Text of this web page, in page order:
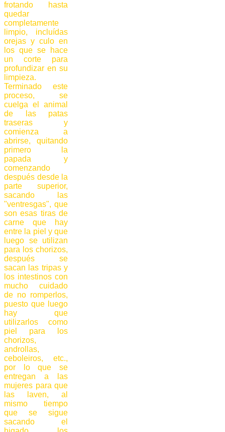
frotando hasta
quedar
completamente
limpio, incluídas
orejas y culo en
los que se hace
un corte para
profundizar en su
limpieza.
Terminado este
proceso, se
cuelga el animal
de las patas
traseras y
comienza a
abrirse, quitando
primero la
papada y
comenzando
después desde la
parte superior,
sacando las
"ventresgas", que
son esas tiras de
carne que hay
entre la piel y que
luego se utilizan
para los chorizos,
después se
sacan las tripas y
los intestinos con
mucho cuidado
de no romperlos,
puesto que luego
hay que
utilizarlos como
piel para los
chorizos,
androllas,
ceboleiros, etc.,
por lo que se
entregan a las
mujeres para que
las laven, al
mismo tiempo
que se sigue
sacando el